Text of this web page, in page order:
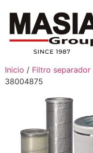
Inicio / Filtro separador
38004875